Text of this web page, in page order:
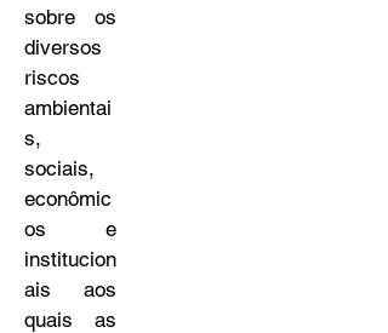
sobre os
diversos
riscos
ambientai
s,
sociais,
econômic
os e
institucion
ais aos
quais as